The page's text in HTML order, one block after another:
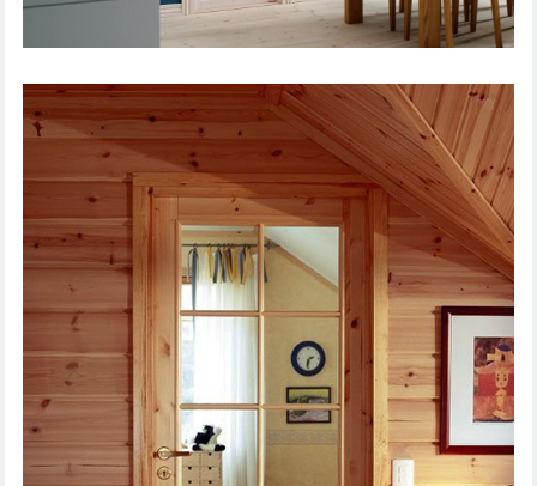
IEKŠDURVIS TRADITION 51